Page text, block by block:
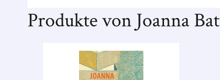
Produkte von Joanna